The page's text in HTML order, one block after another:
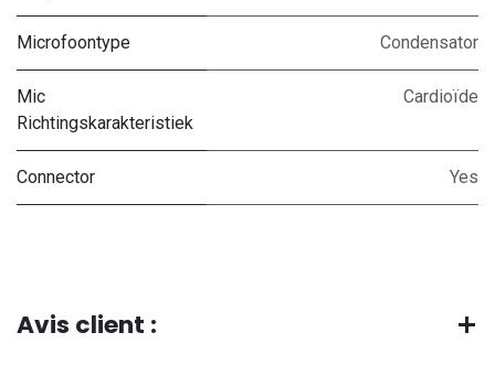
Microfoontype Condensator
Mic
Richtingskarakteristiek
Cardioïde
Connector Yes
Avis client :